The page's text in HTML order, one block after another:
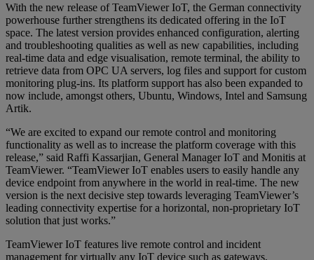
With the new release of TeamViewer IoT, the German connectivity
powerhouse further strengthens its dedicated offering in the IoT
space. The latest version provides enhanced configuration, alerting
and troubleshooting qualities as well as new capabilities, including
real-time data and edge visualisation, remote terminal, the ability to
retrieve data from OPC UA servers, log files and support for custom
monitoring plug-ins. Its platform support has also been expanded to
now include, amongst others, Ubuntu, Windows, Intel and Samsung
Artik.
“We are excited to expand our remote control and monitoring
functionality as well as to increase the platform coverage with this
release,” said Raffi Kassarjian, General Manager IoT and Monitis at
TeamViewer. “TeamViewer IoT enables users to easily handle any
device endpoint from anywhere in the world in real-time. The new
version is the next decisive step towards leveraging TeamViewer’s
leading connectivity expertise for a horizontal, non-proprietary IoT
solution that just works.”
TeamViewer IoT features live remote control and incident
management for virtually any IoT device such as gateways,